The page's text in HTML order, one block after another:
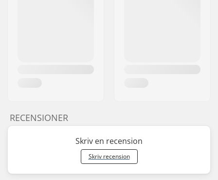
RECENSIONER
Skriv en recension
Skriv recension